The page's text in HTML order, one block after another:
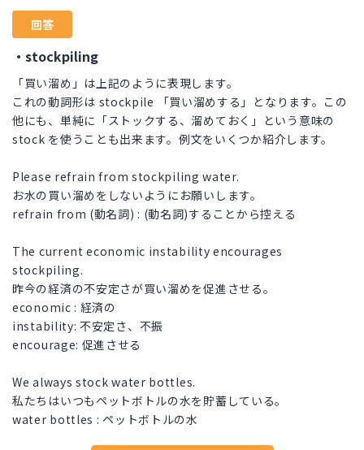
回答
・stockpiling
「買い溜め」は上記のように表現します。
これの動詞形は stockpile 「買い溜めする」となります。この
他にも、単純に「ストックする、溜めておく」という意味の
stock を使うことも出来ます。例文をいくつか紹介します。
Please refrain from stockpiling water.
お水の買い溜めをしないようにお願いします。
refrain from (動名詞) : (動名詞)することから控える
The current economic instability encourages
stockpiling.
昨今の経済の不安定さが買い溜めを促進させる。
economic : 経済の
instability: 不安定さ、不振
encourage: 促進させる
We always stock water bottles.
私たちはいつもペットボトルの水を貯蓄している。
water bottles : ペットボトルの水